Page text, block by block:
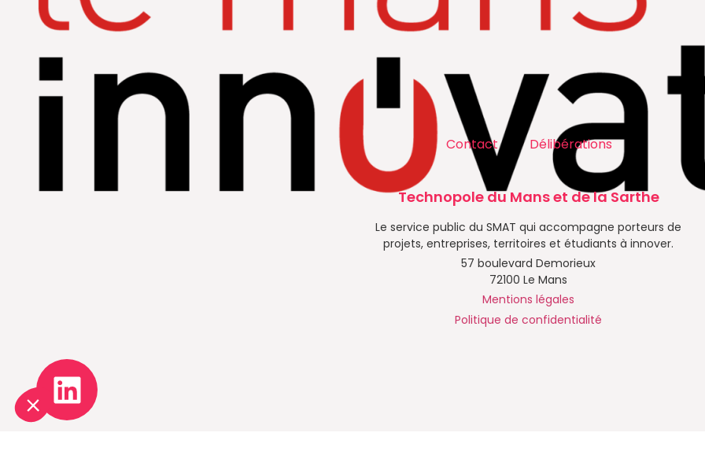
Contact Délibérations
Technopole du Mans et de la Sarthe
Le service public du SMAT qui accompagne porteurs de
projets, entreprises, territoires et étudiants à innover.
57 boulevard Demorieux
72100 Le Mans
Mentions légales
Politique de confidentialité